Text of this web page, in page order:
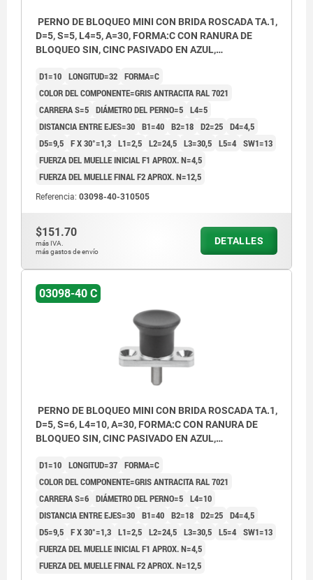
PERNO DE BLOQUEO MINI CON BRIDA ROSCADA TA.1,
D=5, S=5, L4=5, A=30, FORMA:C CON RANURA DE
BLOQUEO SIN, CINC PASIVADO EN AZUL,
D1=10 LONGITUD=32 FORMA=C
COLOR DEL COMPONENTE=GRIS ANTRACITA RAL 7021
CARRERA S=5 DIÁMETRO DEL PERNO=5 L4=5
DISTANCIA ENTRE EJES=30 B1=40 B2=18 D2=25 D4=4,5
D5=9,5 F X 30°=1,3 L1=2,5 L2=24,5 L3=30,5 L5=4 SW1=13
FUERZA DEL MUELLE INICIAL F1 APROX. N=4,5
FUERZA DEL MUELLE FINAL F2 APROX. N=12,5
Referencia: 03098-40-310505
$151.70
más IVA.
más gastos de envío
DETALLES
03098-40 C
PERNO DE BLOQUEO MINI CON BRIDA ROSCADA TA.1,
D=5, S=6, L4=10, A=30, FORMA:C CON RANURA DE
BLOQUEO SIN, CINC PASIVADO EN AZUL,
D1=10 LONGITUD=37 FORMA=C
COLOR DEL COMPONENTE=GRIS ANTRACITA RAL 7021
CARRERA S=6 DIÁMETRO DEL PERNO=5 L4=10
DISTANCIA ENTRE EJES=30 B1=40 B2=18 D2=25 D4=4,5
D5=9,5 F X 30°=1,3 L1=2,5 L2=24,5 L3=30,5 L5=4 SW1=13
FUERZA DEL MUELLE INICIAL F1 APROX. N=4,5
FUERZA DEL MUELLE FINAL F2 APROX. N=12,5